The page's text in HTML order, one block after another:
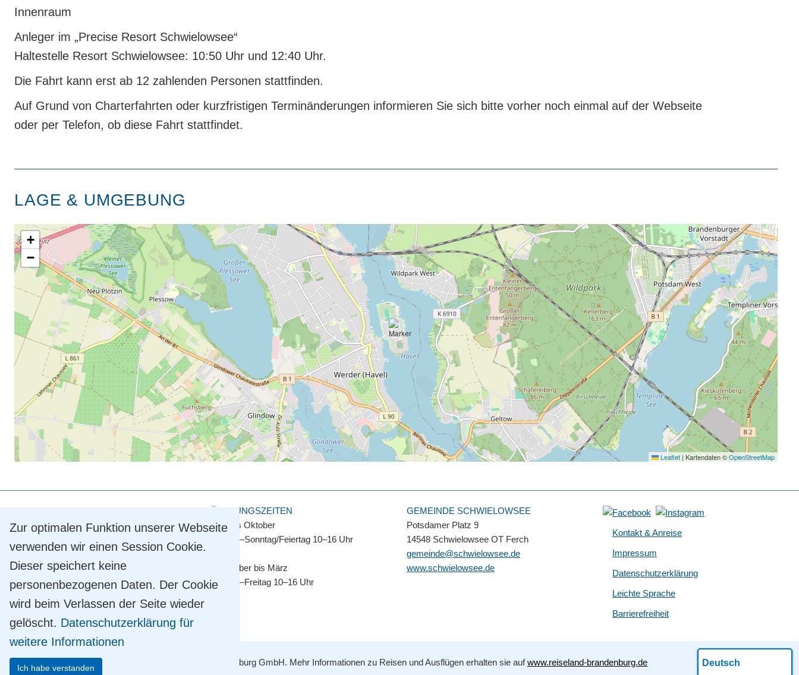
Zur optimalen Funktion unserer Webseite
verwenden wir einen Session Cookie.
Dieser speichert keine
personenbezogenen Daten. Der Cookie
wird beim Verlassen der Seite wieder
gelöscht. Datenschutzerklärung für
weitere Informationen
Ich habe verstanden
Innenraum
Anleger im „Precise Resort Schwielowsee“
Haltestelle Resort Schwielowsee: 10:50 Uhr und 12:40 Uhr.
Die Fahrt kann erst ab 12 zahlenden Personen stattfinden.
Auf Grund von Charterfahrten oder kurzfristigen Terminänderungen informieren Sie sich bitte vorher noch einmal auf der Webseite
oder per Telefon, ob diese Fahrt stattfindet.
LAGE & UMGEBUNG
+
−
Leaflet | Kartendaten ©OpenStreetMap
Touristinformation
14548 Schwielowsee OT Caputh
Tel.+49 33209 769 769
info@schwielowsee-tourismus.de
ÖFFNUNGSZEITEN
April bis Oktober
Montag–Sonntag/Feiertag 10–16 Uhr
November bis März
Montag–Freitag 10–16 Uhr
GEMEINDE SCHWIELOWSEE
Potsdamer Platz 9
14548 Schwielowsee OT Ferch
gemeinde@schwielowsee.de
www.schwielowsee.de
Kontakt & Anreise
Impressum
Datenschutzerklärung
Leichte Sprache
Barrierefreiheit
Mit Unterstützung der TMB Tourismus-Marketing Brandenburg GmbH. Mehr Informationen zu Reisen und Ausflügen erhalten sie aufwww.reiseland-brandenburg.de